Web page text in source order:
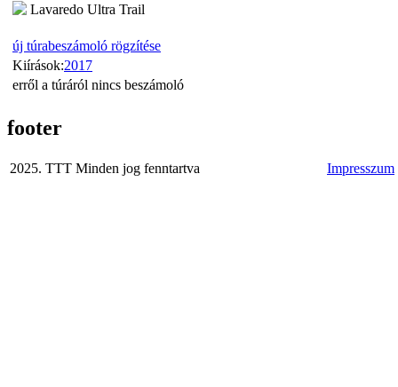
Lavaredo Ultra Trail
új túrabeszámoló rögzítése
Kiírások:2017
erről a túráról nincs beszámoló
footer
2025. TTT Minden jog fenntartva Impresszum